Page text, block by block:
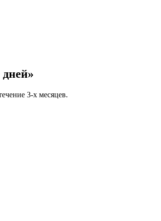
3-х месяцев.